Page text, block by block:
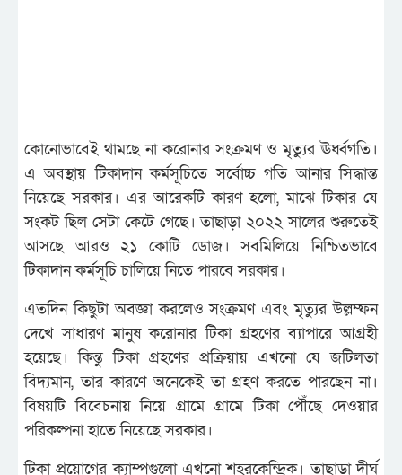
কোনোভাবেই থামছে না করোনার সংক্রমণ ও মৃত্যুর ঊর্ধ্বগতি।
এ অবস্থায় টিকাদান কর্মসূচিতে সর্বোচ্চ গতি আনার সিদ্ধান্ত
নিয়েছে সরকার। এর আরেকটি কারণ হলো, মাঝে টিকার যে
সংকট ছিল সেটা কেটে গেছে। তাছাড়া ২০২২ সালের শুরুতেই
আসছে আরও ২১ কোটি ডোজ। সবমিলিয়ে নিশ্চিতভাবে
টিকাদান কর্মসূচি চালিয়ে নিতে পারবে সরকার।
এতদিন কিছুটা অবজ্ঞা করলেও সংক্রমণ এবং মৃত্যুর উল্লম্ফন
দেখে সাধারণ মানুষ করোনার টিকা গ্রহণের ব্যাপারে আগ্রহী
হয়েছে। কিন্তু টিকা গ্রহণের প্রক্রিয়ায় এখনো যে জটিলতা
বিদ্যমান, তার কারণে অনেকেই তা গ্রহণ করতে পারছেন না।
বিষয়টি বিবেচনায় নিয়ে গ্রামে গ্রামে টিকা পৌঁছে দেওয়ার
পরিকল্পনা হাতে নিয়েছে সরকার।
টিকা প্রয়োগের ক্যাম্পগুলো এখনো শহরকেন্দ্রিক। তাছাড়া দীর্ঘ